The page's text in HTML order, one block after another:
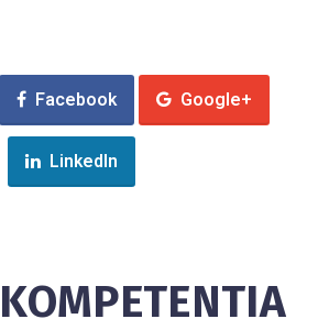
Facebook Google+
LinkedIn
KOMPETENTIA